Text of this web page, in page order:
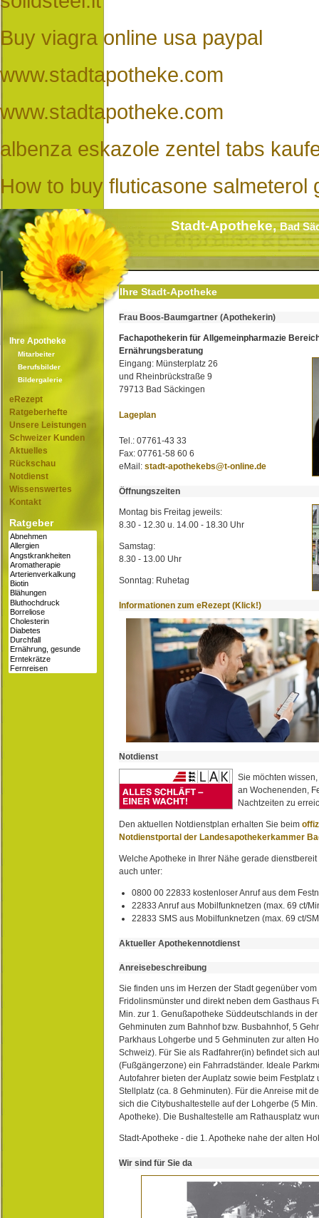
Buy viagra online usa paypal
www.stadtapotheke.com
www.stadtapotheke.com
albenza eskazole zentel tabs
How to buy fluticasone salmeterol
Stadt-Apotheke,Bad
Ihre Apotheke
Mitarbeiter
Berufsbilder
Bildergalerie
eRezept
Ratgeberhefte
Unsere Leistungen
Schweizer Kunden
Aktuelles
Rückschau
Notdienst
Wissenswertes
Kontakt
Ratgeber
Ihre Stadt-Apotheke
Frau Boos-Baumgartner (Apothekerin)
Fachapothekerin für Allgemeinpharmazie
Ernährungsberatung
Eingang: Münsterplatz 26
und Rheinbrückstraße 9
79713 Bad Säckingen
Lageplan
Tel.: 07761-43 33
Fax: 07761-58 60 6
eMail: stadt-apothekebs@t-online.de
Öffnungszeiten
Montag bis Freitag jeweils:
8.30 - 12.30 u. 14.00 - 18.30 Uhr
Samstag:
8.30 - 13.00 Uhr
Sonntag: Ruhetag
Informationen zum eRezept (Klick!)
Notdienst
Sie möchten
an Wochenenden,
Nachtzeiten zu
Den aktuellen Notdienstplan erhalten Sie beim
Notdienstportal der Landesapothekerkammer
Welche Apotheke in Ihrer Nähe gerade
auch unter:
0800 00 22833 kostenloser Anruf aus dem
22833 Anruf aus Mobilfunknetzen (max. 69 ct/
22833 SMS aus Mobilfunknetzen (max. 69 ct/
Aktueller Apothekennotdienst
Anreisebeschreibung
Sie finden uns im Herzen der Stadt gegenüber
Fridolinsmünster und direkt neben dem Gasthaus
Min. zur 1. Genußapotheke Süddeutschlands in
Gehminuten zum Bahnhof bzw. Busbahnhof, 5
Parkhaus Lohgerbe und 5 Gehminuten zur alten
Schweiz). Für Sie als Radfahrer(in) befindet sich
(Fußgängerzone) ein Fahrradständer. Ideale
Autofahrer bieten der Auplatz sowie beim Festplatz
Stellplatz (ca. 8 Gehminuten). Für die Anreise mit
sich die Citybushaltestelle auf der Lohgerbe (5
Apotheke). Die Bushaltestelle am Rathausplatz
Stadt-Apotheke - die 1. Apotheke nahe der alten
Wir sind für Sie da